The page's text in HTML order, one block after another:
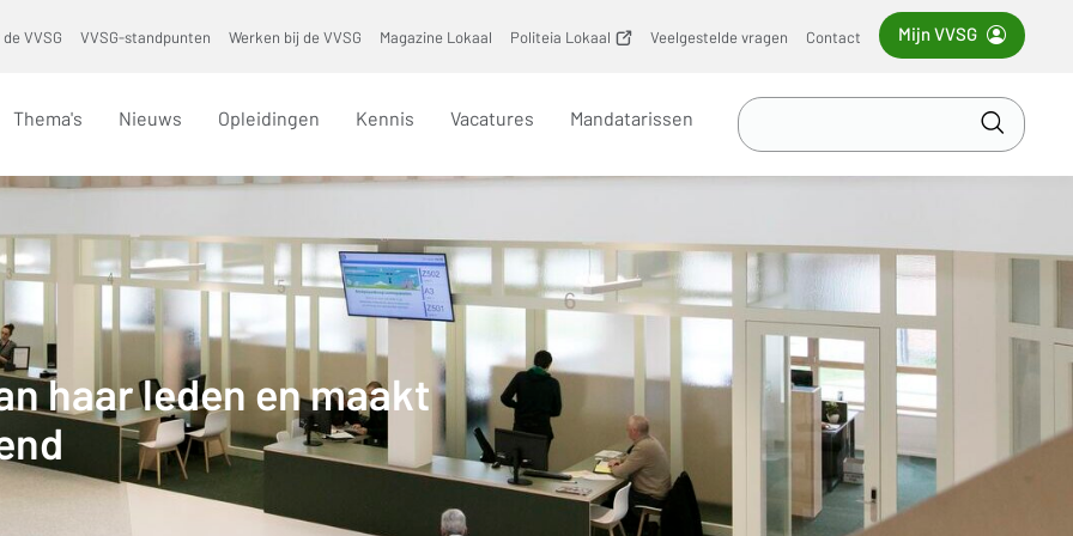
de VVSG VVSG-standpunten Werken bij de VVSG Magazine Lokaal Politeia Lokaal
(opent
Veelgestelde vragen Contact Mijn VVSG
Thema's Nieuws Opleidingen Kennis Vacatures Mandatarissen
Zoek
in
VVSG
haar leden en maakt